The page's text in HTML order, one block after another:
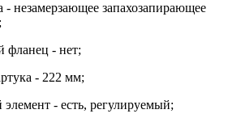
- незамерзающее запахозапирающее
- нет;
- 222 мм;
элемент - есть, регулируемый;